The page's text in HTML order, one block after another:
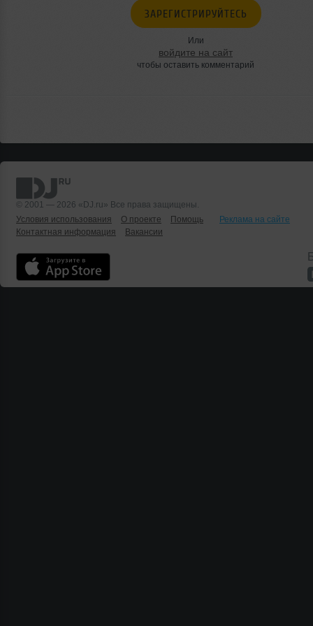
ЗАРЕГИСТРИРУЙТЕСЬ
Или
войдите на сайт
чтобы оставить комментарий
© 2001 — 2026 «DJ.ru» Все права защищены.
Условия использования
О проекте Помощь
Реклама на сайте
Контактная информация
Вакансии